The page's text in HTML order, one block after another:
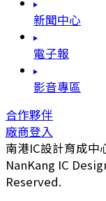
新聞中心
電子報
影音專區
合作夥伴
廠商登入
南港IC設計育成
NanKang IC
Reserved.